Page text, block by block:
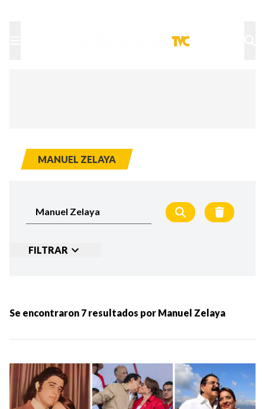
MANUEL ZELAYA
FILTRAR
MÁS RECIENTES
MENOS RECIENTES
Periodo:
Se encontraron 7 resultados por Manuel Zelaya